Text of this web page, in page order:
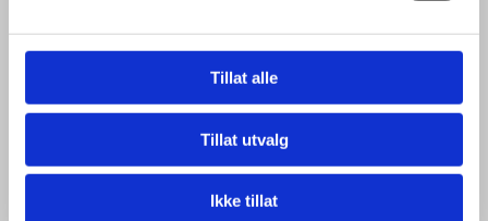
Tillat alle
Tillat utvalg
Ikke tillat